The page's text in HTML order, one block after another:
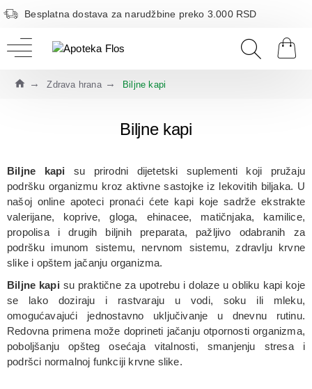
Besplatna dostava za narudžbine preko 3.000 RSD
Zdrava hrana Biljne kapi
Biljne kapi
Biljne kapi
su prirodni dijetetski suplementi koji pružaju
podršku organizmu kroz aktivne sastojke iz lekovitih biljaka. U
našoj online apoteci pronaći ćete kapi koje sadrže ekstrakte
valerijane, koprive, gloga, ehinacee, matičnjaka, kamilice,
propolisa i drugih biljnih preparata, pažljivo odabranih za
podršku imunom sistemu, nervnom sistemu, zdravlju krvne
slike i opštem jačanju organizma.
Biljne kapi su praktične za upotrebu i dolaze u obliku kapi koje
se lako doziraju i rastvaraju u vodi, soku ili mleku,
omogućavajući jednostavno uključivanje u dnevnu rutinu.
Redovna primena može doprineti jačanju otpornosti organizma,
poboljšanju opšteg osećaja vitalnosti, smanjenju stresa i
podršci normalnoj funkciji krvne slike.